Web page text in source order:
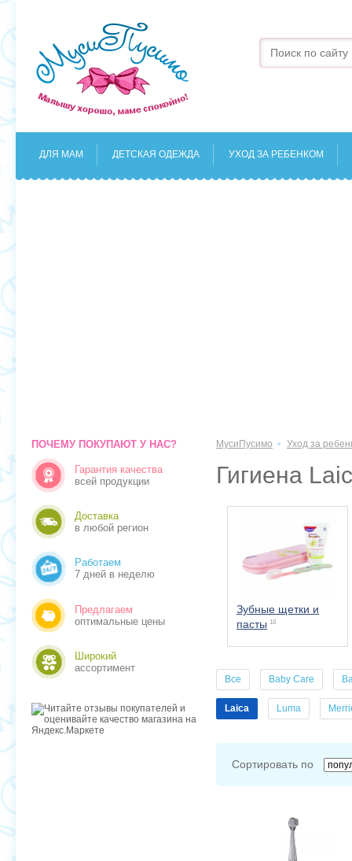
ДЛЯ МАМ ДЕТСКАЯ ОДЕЖДА УХОД ЗА РЕБЕНКОМ
ПОЧЕМУ ПОКУПАЮТ У НАС?
Гарантия качества
всей продукции
Доставка
в любой регион
Работаем
7 дней в неделю
Предлагаем
оптимальные цены
Широкий
ассортимент
МусиПусимо Уход за
Гигиена
Зубные щетки и
пасты 18
Все Baby Care
Laica Luma
Сортировать по